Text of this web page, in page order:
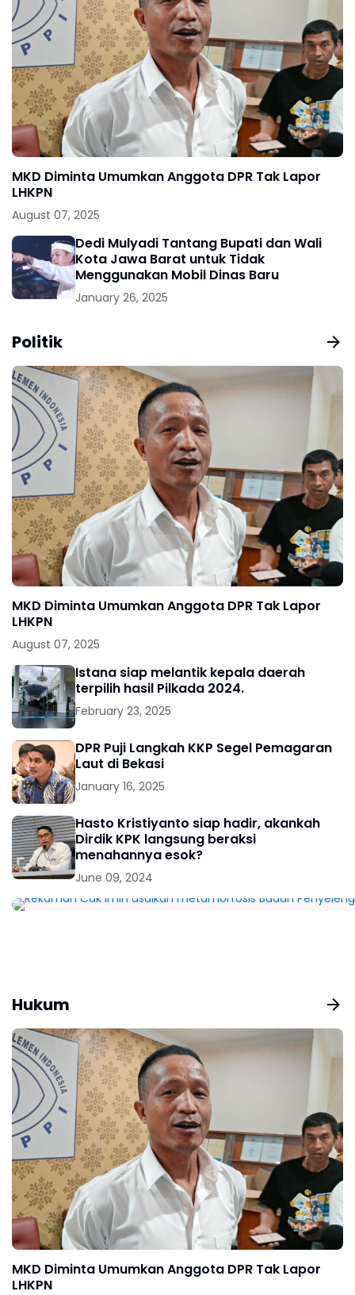
MKD Diminta Umumkan Anggota DPR Tak Lapor
LHKPN
August 07, 2025
Dedi Mulyadi Tantang Bupati dan Wali
Kota Jawa Barat untuk Tidak
Menggunakan Mobil Dinas Baru
January 26, 2025
Politik
MKD Diminta Umumkan Anggota DPR Tak Lapor
LHKPN
August 07, 2025
Istana siap melantik kepala daerah
terpilih hasil Pilkada 2024.
February 23, 2025
DPR Puji Langkah KKP Segel Pemagaran
Laut di Bekasi
January 16, 2025
Hasto Kristiyanto siap hadir, akankah
Dirdik KPK langsung beraksi
menahannya esok?
June 09, 2024
Hukum
MKD Diminta Umumkan Anggota DPR Tak Lapor
LHKPN